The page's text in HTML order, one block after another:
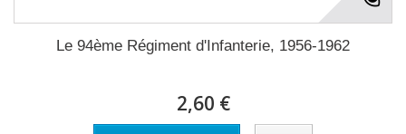
Le 94ème Régiment d'Infanterie, 1956-1962
2,60 €